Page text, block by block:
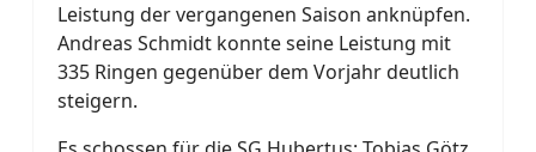
Leistung der vergangenen Saison anknüpfen.
Andreas Schmidt konnte seine Leistung mit
335 Ringen gegenüber dem Vorjahr deutlich
steigern.